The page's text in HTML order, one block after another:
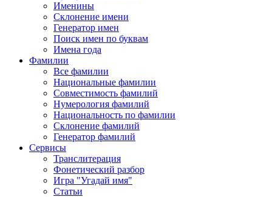
Именины
Склонение имени
Генератор имен
Поиск имен по буквам
Имена года
Фамилии
Все фамилии
Национальные фамилии
Совместимость фамилий
Нумерология фамилий
Национальность по фамилии
Склонение фамилий
Генератор фамилий
Сервисы
Транслитерация
Фонетический разбор
Игра "Угадай имя"
Статьи